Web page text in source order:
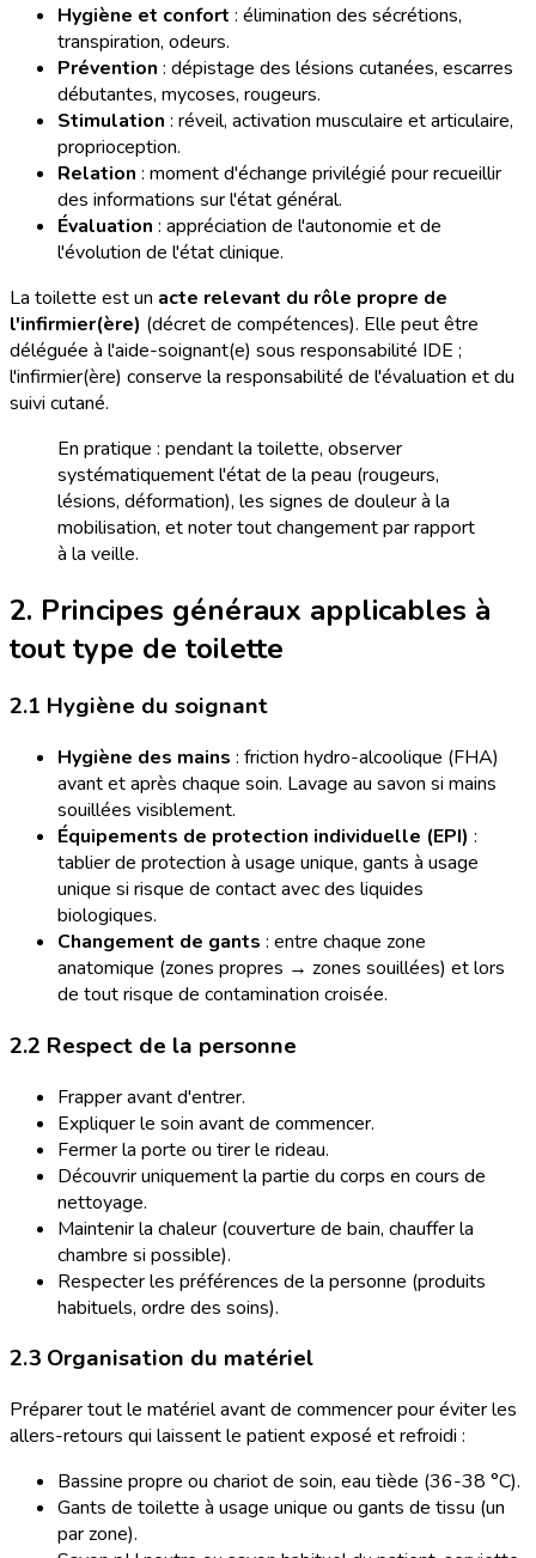
Hygiène et confort : élimination des sécrétions,
transpiration, odeurs.
Prévention : dépistage des lésions cutanées, escarres
débutantes, mycoses, rougeurs.
Stimulation : réveil, activation musculaire et articulaire,
proprioception.
Relation : moment d'échange privilégié pour recueillir
des informations sur l'état général.
Évaluation : appréciation de l'autonomie et de
l'évolution de l'état clinique.
La toilette est un acte relevant du rôle propre de
l'infirmier(ère) (décret de compétences). Elle peut être
déléguée à l'aide-soignant(e) sous responsabilité IDE ;
l'infirmier(ère) conserve la responsabilité de l'évaluation et du
suivi cutané.
En pratique : pendant la toilette, observer
systématiquement l'état de la peau (rougeurs,
lésions, déformation), les signes de douleur à la
mobilisation, et noter tout changement par rapport
à la veille.
2. Principes généraux applicables à
tout type de toilette
2.1 Hygiène du soignant
Hygiène des mains : friction hydro-alcoolique (FHA)
avant et après chaque soin. Lavage au savon si mains
souillées visiblement.
Équipements de protection individuelle (EPI) :
tablier de protection à usage unique, gants à usage
unique si risque de contact avec des liquides
biologiques.
Changement de gants : entre chaque zone
anatomique (zones propres → zones souillées) et lors
de tout risque de contamination croisée.
2.2 Respect de la personne
Frapper avant d'entrer.
Expliquer le soin avant de commencer.
Fermer la porte ou tirer le rideau.
Découvrir uniquement la partie du corps en cours de
nettoyage.
Maintenir la chaleur (couverture de bain, chauffer la
chambre si possible).
Respecter les préférences de la personne (produits
habituels, ordre des soins).
2.3 Organisation du matériel
Préparer tout le matériel avant de commencer pour éviter les
allers-retours qui laissent le patient exposé et refroidi :
Bassine propre ou chariot de soin, eau tiède (36-38 °C).
Gants de toilette à usage unique ou gants de tissu (un
par zone).